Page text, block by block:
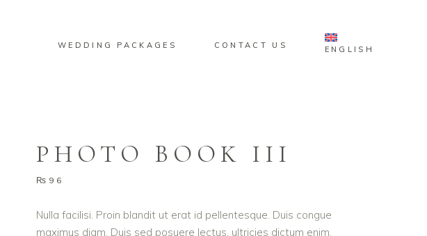
WEDDING PACKAGES CONTACT US ENGLISH
PHOTO BOOK III
₨ 96
Nulla facilisi. Proin blandit ut erat id pellentesque. Duis congue
maximus diam. Duis sed posuere lectus, ultricies dictum enim.